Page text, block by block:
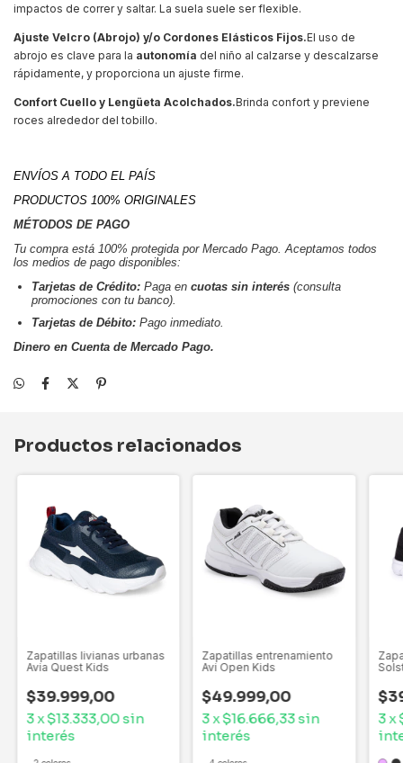
impactos de correr y saltar. La suela suele ser flexible.
Ajuste Velcro (Abrojo) y/o Cordones Elásticos Fijos.El uso de
abrojo es clave para la autonomía del niño al calzarse y descalzarse
rápidamente, y proporciona un ajuste firme.
Confort Cuello y Lengüeta Acolchados.Brinda confort y previene
roces alrededor del tobillo.
ENVÍOS A TODO EL PAÍS
PRODUCTOS 100% ORIGINALES
MÉTODOS DE PAGO
Tu compra está 100% protegida por Mercado Pago. Aceptamos todos
los medios de pago disponibles:
Tarjetas de Crédito: Paga en cuotas sin interés (consulta
promociones con tu banco).
Tarjetas de Débito: Pago inmediato.
Dinero en Cuenta de Mercado Pago.
Productos relacionados
Zapatillas livianas urbanas
Avia Quest Kids
$39.999,00
3x$13.333,00sin
interés
Zapatillas entrenamiento
Avi Open Kids
$49.999,00
3x$16.666,33sin
interés
3x